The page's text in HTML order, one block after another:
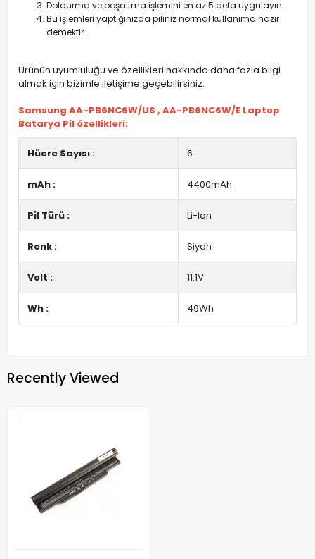
Doldurma ve boşaltma işlemini en az 5 defa uygulayın.
Bu işlemleri yaptığınızda piliniz normal kullanıma hazır
demektir.
Ürünün uyumluluğu ve özellikleri hakkında daha fazla bilgi
almak için bizimle iletişime geçebilirsiniz.
Samsung AA-PB6NC6W/US , AA-PB6NC6W/E Laptop
Batarya Pil özellikleri:
Hücre Sayısı : 6
mAh : 4400mAh
Pil Türü : Li-Ion
Renk : Siyah
Volt : 11.1V
Wh : 49Wh
Recently Viewed